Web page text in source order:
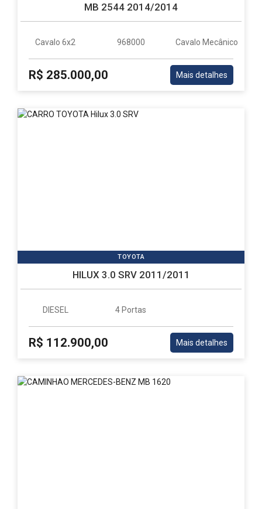
MB 2544 2014/2014
Cavalo 6x2 968000 Cavalo Mecânico
R$ 285.000,00 Mais detalhes
TOYOTA
HILUX 3.0 SRV 2011/2011
DIESEL 4 Portas
R$ 112.900,00 Mais detalhes